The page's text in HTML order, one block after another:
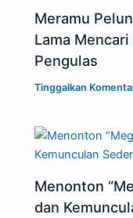
Meramu
Lama
Pengulas
Tinggalkan
Menonton
dan